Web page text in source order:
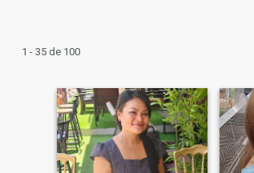
1 - 35 de 100